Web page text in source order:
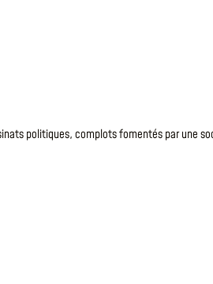
politiques, complots fomentés par une